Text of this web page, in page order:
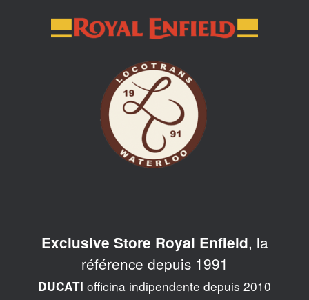
Exclusive Store Royal Enfield, la
référence depuis 1991
DUCATI officina indipendente depuis 2010